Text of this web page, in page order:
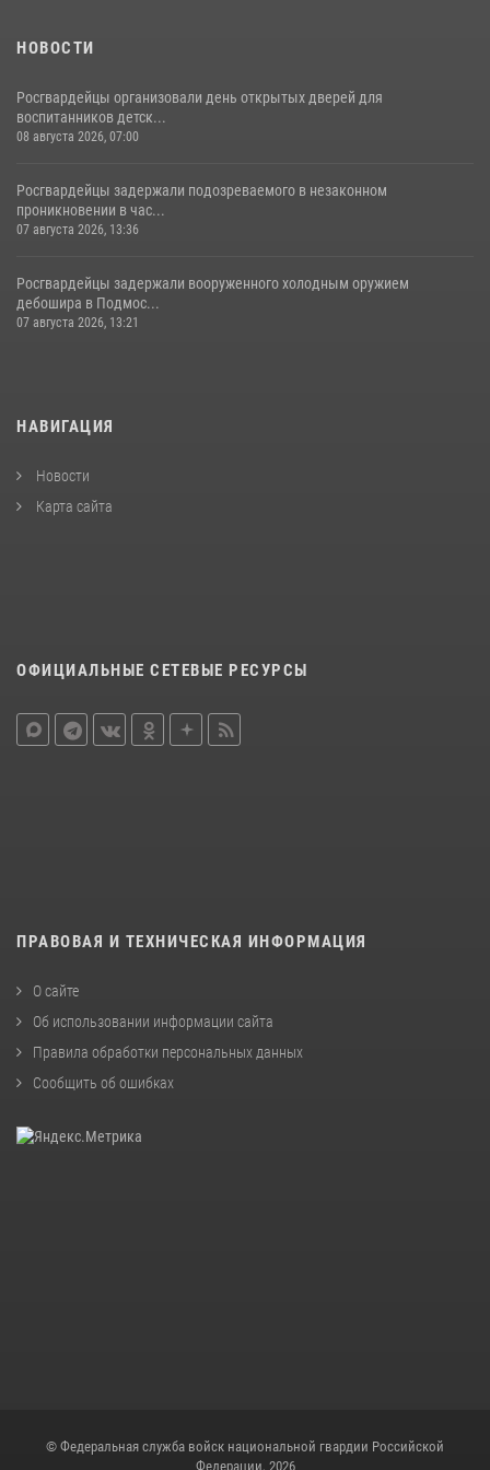
НОВОСТИ
Росгвардейцы организовали день открытых дверей для
воспитанников детск...
08 августа 2026, 07:00
Росгвардейцы задержали подозреваемого в незаконном
проникновении в час...
07 августа 2026, 13:36
Росгвардейцы задержали вооруженного холодным оружием
дебошира в Подмос...
07 августа 2026, 13:21
НАВИГАЦИЯ
Новости
Карта сайта
ОФИЦИАЛЬНЫЕ СЕТЕВЫЕ РЕСУРСЫ
ПРАВОВАЯ И ТЕХНИЧЕСКАЯ ИНФОРМАЦИЯ
О сайте
Об использовании информации сайта
Правила обработки персональных данных
Сообщить об ошибках
© Федеральная служба войск национальной гвардии Российской
Федерации, 2026